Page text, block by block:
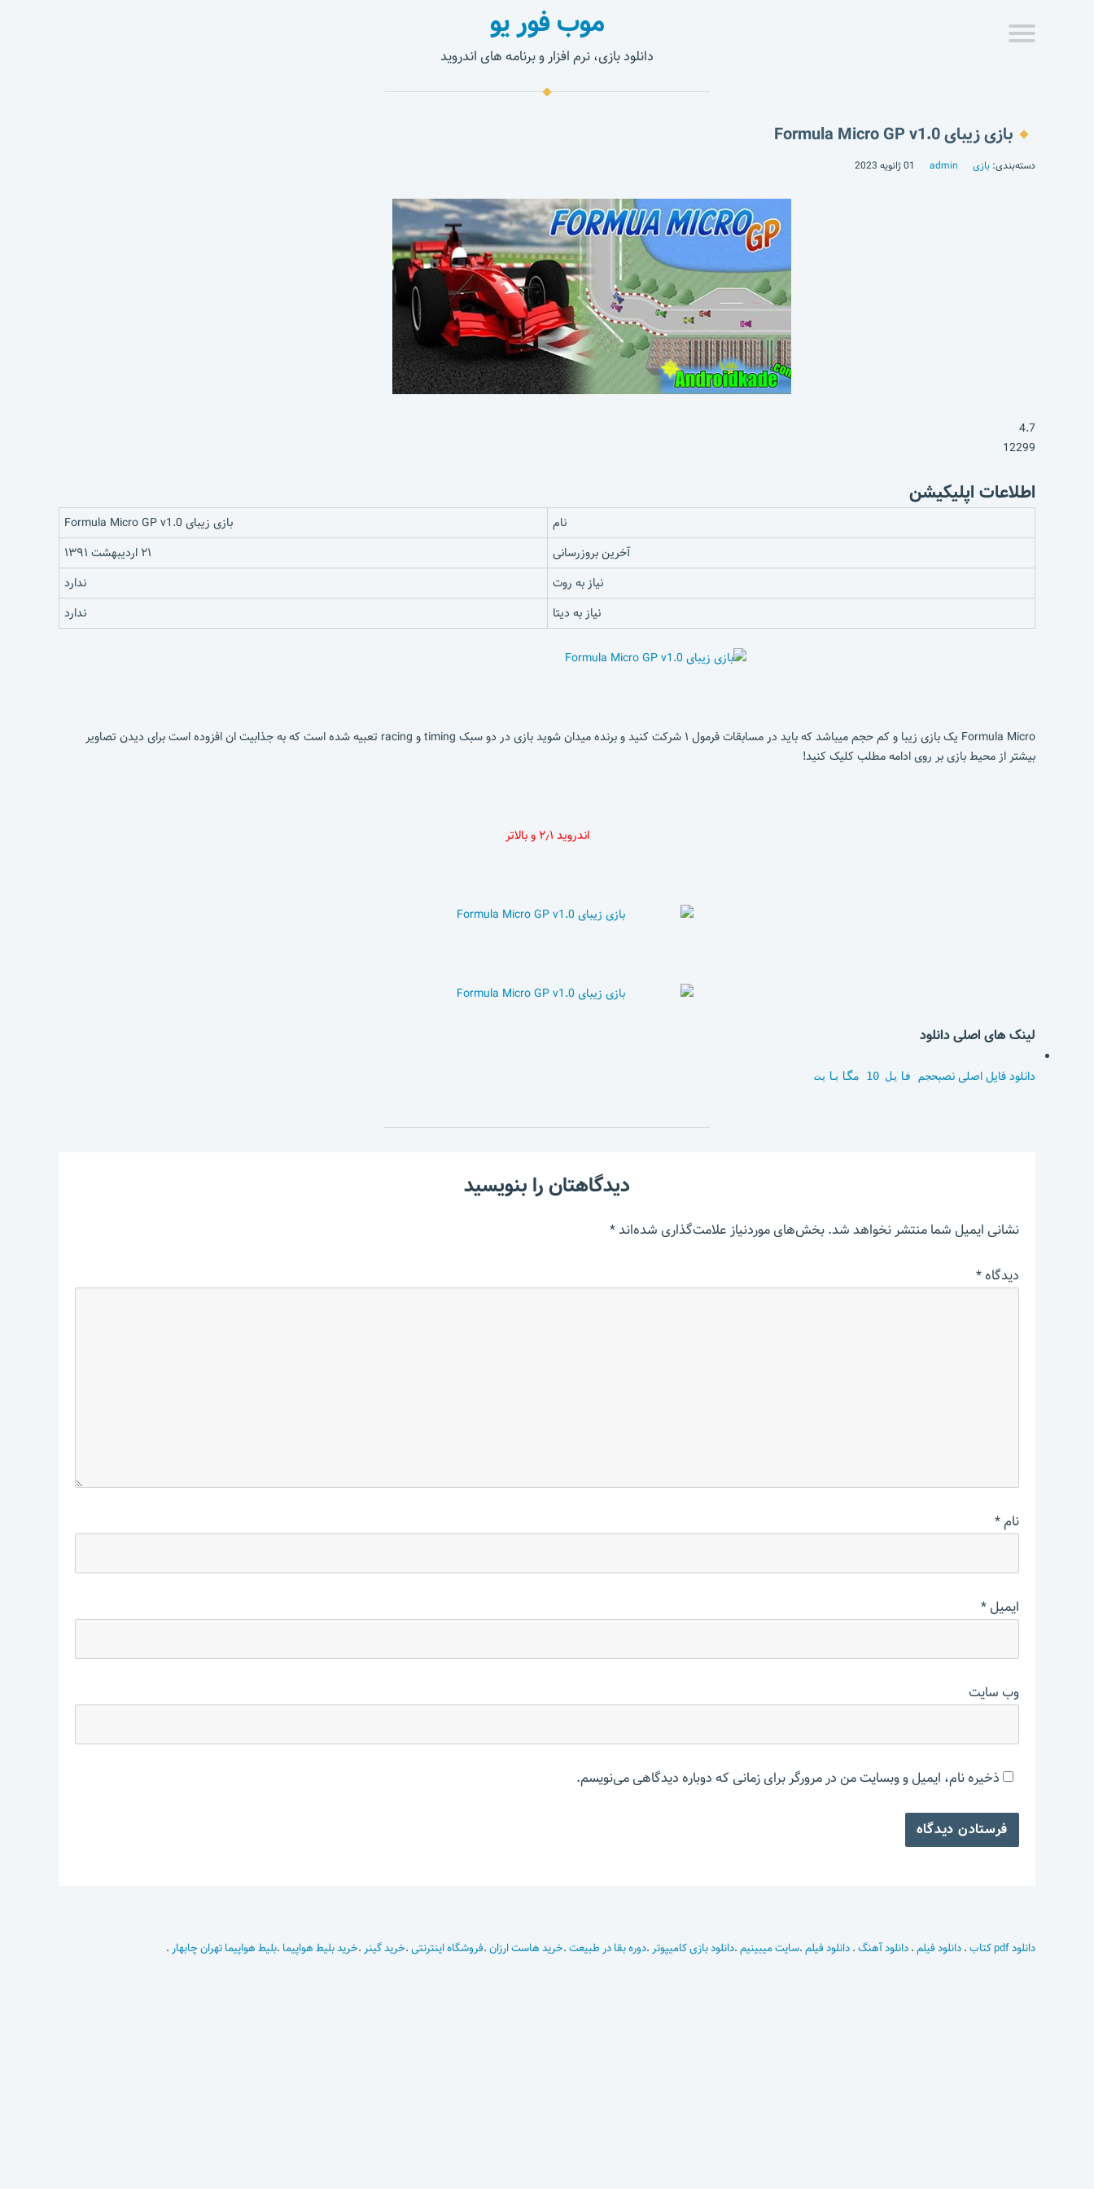
موب فور یو
دانلود بازی، نرم افزار و برنامه های اندروید
بازی زیبای Formula Micro GP v1.0
دسته‌بندی: بازی admin 01 ژانویه 2023
4.7
12299
اطلاعات اپلیکیشن
نام
بازی زیبای Formula Micro GP v1.0
آخرین بروزرسانی
۲۱ اردیبهشت ۱۳۹۱
نیاز به روت
ندارد
نیاز به دیتا
ندارد
Formula Micro یک بازی زیبا و کم حجم میباشد که باید در مسابقات فرمول ۱ شرکت کنید و برنده میدان شوید بازی در دو سبک timing و racing تعبیه شده است که به جذابیت ان افزوده است برای دیدن تصاویر
بیشتر از محیط بازی بر روی ادامه مطلب کلیک کنید!
اندروید ۲٫۱ و بالاتر
لینک های اصلی دانلود
دانلود فایل اصلی نصبحجم فایل 10 مگابایت
دیدگاهتان را بنویسید
نشانی ایمیل شما منتشر نخواهد شد.بخش‌های موردنیاز علامت‌گذاری شده‌اند*
دیدگاه*
نام*
ایمیل*
وب‌ سایت
ذخیره نام، ایمیل و وبسایت من در مرورگر برای زمانی که دوباره دیدگاهی می‌نویسم.
دانلود pdf کتاب .دانلود فیلم.دانلود آهنگ.دانلود فیلم.سایت میبینیم.دانلود بازی کامیپوتر .دوره بقا در طبیعت.خرید هاست ارزان.فروشگاه اینترنتی.خرید گینر .خرید بلیط هواپیما .بلیط هواپیما تهران چابهار .